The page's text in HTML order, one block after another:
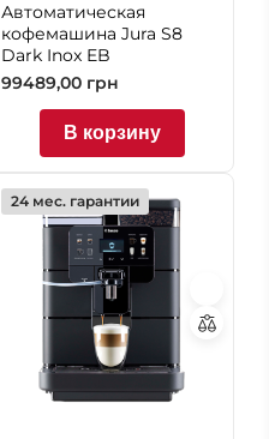
Автоматическая
кофемашина Jura S8
Dark Inox EB
99489,00 грн
В корзину
24 мес. гарантии